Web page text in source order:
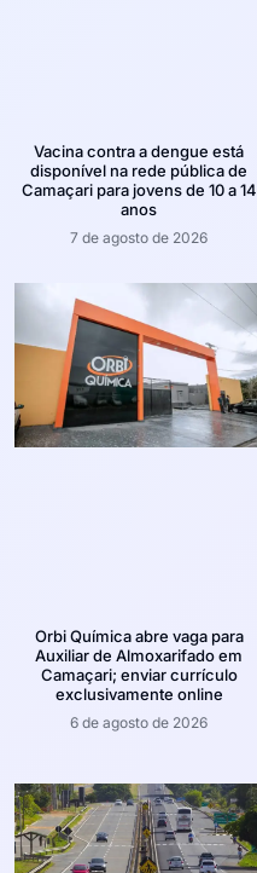
Vacina contra a dengue está
disponível na rede pública de
Camaçari para jovens de 10 a 14
anos
7 de agosto de 2026
Orbi Química abre vaga para
Auxiliar de Almoxarifado em
Camaçari; enviar currículo
exclusivamente online
6 de agosto de 2026